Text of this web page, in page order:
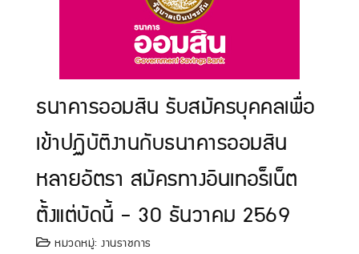
ธนาคารออมสิน รับสมัครบุคคลเพื่อ
เข้าปฏิบัติงานกับธนาคารออมสิน
หลายอัตรา สมัครทางอินเทอร็เน็ต
ตั้งแต่บัดนี้ - 30 ธันวาคม 2569
หมวดหมู่: งานราชการ